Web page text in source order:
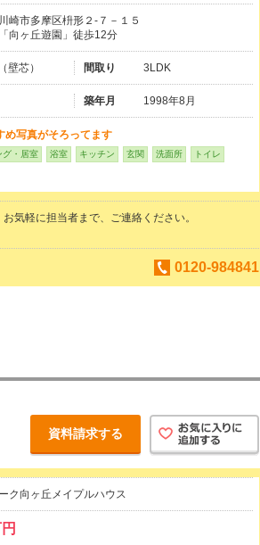
崎市多摩区枡形２-７－１５
向ヶ丘遊園」徒歩12分
（壁芯） 間取り 3LDK
築年月 1998年8月
め写真がそろってます
グ・居室 浴室 キッチン 玄関 洗面所 トイレ
気軽に担当者まで、ご連絡ください。
0120-984841
資料請求する
ク向ヶ丘メイプルハウス